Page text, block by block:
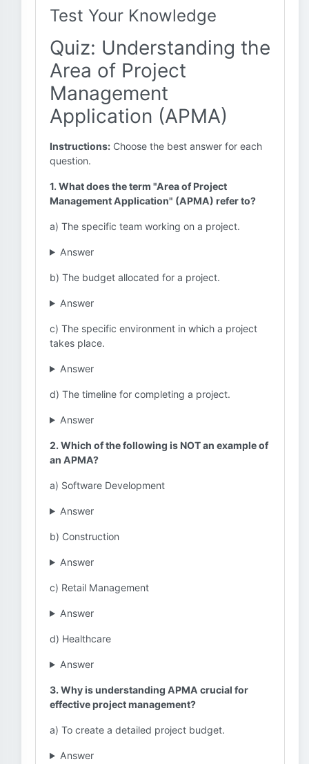
Test Your Knowledge
Quiz: Understanding the
Area of Project
Management
Application (APMA)
Instructions: Choose the best answer for each
question.
1. What does the term "Area of Project
Management Application" (APMA) refer to?
a) The specific team working on a project.
Answer
b) The budget allocated for a project.
Answer
c) The specific environment in which a project
takes place.
Answer
d) The timeline for completing a project.
Answer
2. Which of the following is NOT an example of
an APMA?
a) Software Development
Answer
b) Construction
Answer
c) Retail Management
Answer
d) Healthcare
Answer
3. Why is understanding APMA crucial for
effective project management?
a) To create a detailed project budget.
Answer